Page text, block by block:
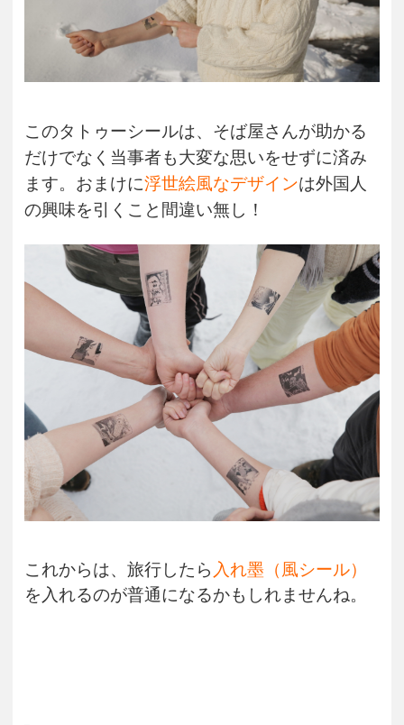
このタトゥーシールは、そば屋さんが助かる
だけでなく当事者も大変な思いをせずに済み
ます。おまけに浮世絵風なデザインは外国人
の興味を引くこと間違い無し！
これからは、旅行したら 入れ墨（風シール）
を入れるのが普通になるかもしれませんね。